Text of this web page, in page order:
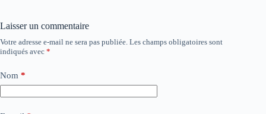
Laisser un commentaire
Votre adresse e-mail ne sera pas publiée. Les champs obligatoires sont
indiqués avec *
Nom *